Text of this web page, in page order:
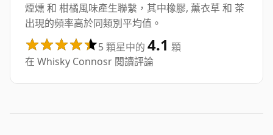
煙燻 和 柑橘風味產生聯繫，其中橡膠, 薰衣草 和 茶
出現的頻率高於同類別平均值。
5 顆星中的 4.1 顆
在 Whisky Connosr 閱讀評論